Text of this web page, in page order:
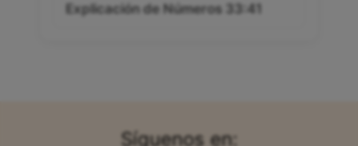
Explicación de Números 33:41
Síguenos en: